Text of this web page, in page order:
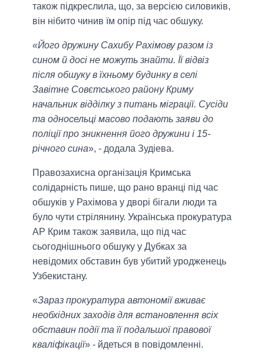
також підкреслила, що, за версією силовиків,
він нібито чинив їм опір під час обшуку.
«Його дружину Сахибу Рахімову разом із
сином й досі не можуть знайти. Її відвіз
після обшуку в їхньому будинку в селі
Завітне Совєтського району Криму
начальник відділку з питань міграції. Сусіди
та односельці масово подають заяви до
поліції про зникнення його дружини і 15-
річного сина», - додала Зудіева.
Правозахисна організація Кримська
солідарність пише, що рано вранці під час
обшуків у Рахімова у дворі бігали люди та
було чути стрілянину. Українська прокуратура
АР Крим також заявила, що під час
сьогоднішнього обшуку у Дубках за
невідомих обставин був убитий уродженець
Узбекистану.
«Зараз прокуратура автономії вживає
необхідних заходів для встановлення всіх
обставин події та її подальшої правової
кваліфікації» - йдеться в повідомленні.